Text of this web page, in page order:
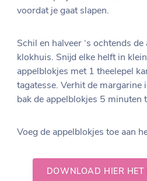
voordat je gaat slapen.
Schil en halveer ‘s ochtends
klokhuis. Snijd elke helft in
appelblokjes met 1 theelepel
tagatesse. Verhit de margarine
bak de appelblokjes 5 minuten
Voeg de appelblokjes toe aan
DOWNLOAD HIER HET